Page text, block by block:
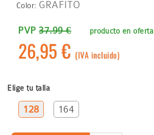
Color: GRAFITO
PVP37.99 € producto en oferta
26,95 € (IVA incluido)
Elige tu talla
128 164